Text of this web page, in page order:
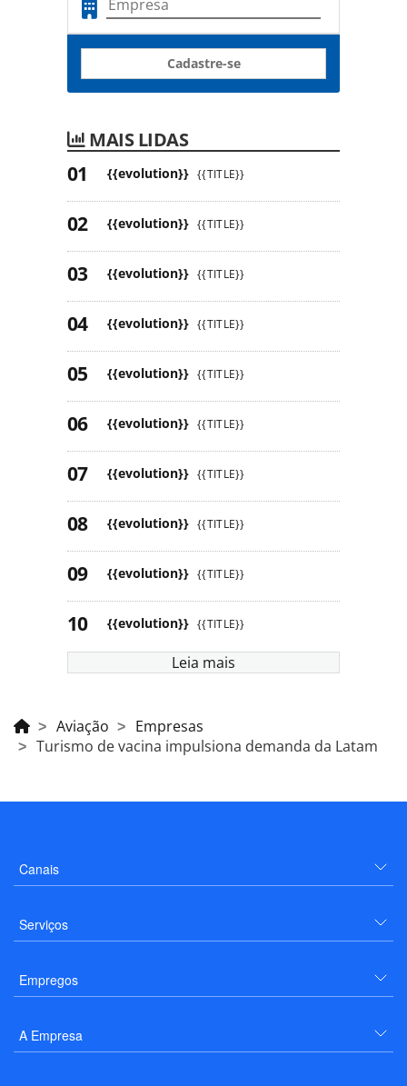
Cadastre-se
MAIS LIDAS
{{evolution}} {{TITLE}}
{{evolution}} {{TITLE}}
{{evolution}} {{TITLE}}
{{evolution}} {{TITLE}}
{{evolution}} {{TITLE}}
{{evolution}} {{TITLE}}
{{evolution}} {{TITLE}}
{{evolution}} {{TITLE}}
{{evolution}} {{TITLE}}
{{evolution}} {{TITLE}}
Leia mais
Aviação
Empresas
Turismo de vacina impulsiona demanda da Latam
Canais
Serviços
Empregos
A Empresa